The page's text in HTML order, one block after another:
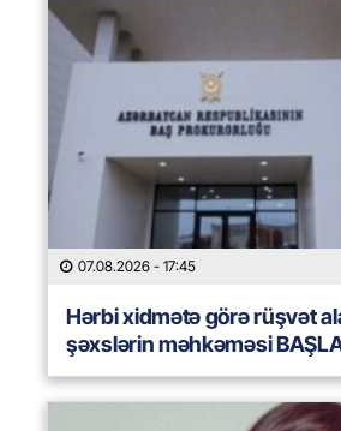
07.08.2026 - 17:45
Hərbi xidmətə görə rüşvət
şəxslərin məhkəməsi